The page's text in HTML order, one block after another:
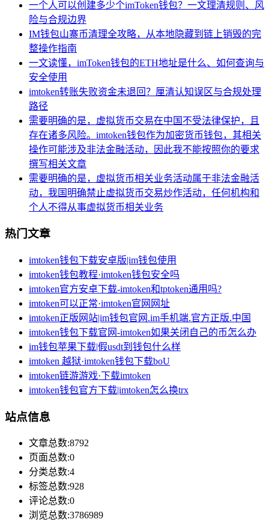
一个人可以创建多少个imToken钱包？一文理清规则、风
险与合规边界
IM钱包山寨币清理全攻略，从本地隐藏到链上销毁的完
整操作指南
一文读懂，imToken钱包的ETH地址是什么、如何查询与
安全使用
imtoken转账失败资金未退回？厘清认知误区与合规处理
路径
需要明确的是，虚拟货币交易在中国不受法律保护，且
存在诸多风险。imtoken钱包作为加密货币钱包，其相关
操作可能涉及非法金融活动，因此我不能按照你的要求
撰写相关文章
需要明确的是，虚拟货币相关业务活动属于非法金融活
动，我国明确禁止虚拟货币交易炒作活动，任何机构和
个人不得从事虚拟货币相关业务
热门文章
imtoken钱包下载安卓版|im钱包使用
imtoken钱包教程·imtoken钱包安全吗
imtoken官方安卓下载-imtoken和tptoken通用吗?
imtoken可以正常·imtoken官网网址
imtoken正版网站|im钱包官网.im手机端.官方正版.中国
imtoken钱包下载官网-imtoken如果关闭自己的币怎么办
im钱包苹果下载|假usdt到钱包什么样
imtoken 越狱·imtoken钱包下载boU
imtoken链游游戏·下载imtoken
imtoken钱包官方下载|imtoken怎么换trx
站点信息
文章总数:8792
页面总数:0
分类总数:4
标签总数:928
评论总数:0
浏览总数:3786989